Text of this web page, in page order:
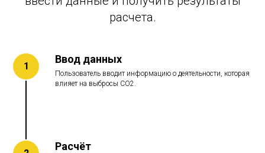
расчета.
Ввод данных
Пользователь вводит информацию о деятельности, которая
влияет на выбросы CO2.
Расчёт